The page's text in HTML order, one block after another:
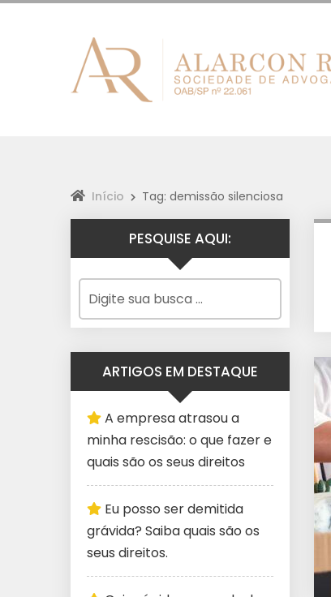
Início Tag: demissão silenciosa
PESQUISE AQUI:
ARTIGOS EM DESTAQUE
A empresa atrasou a
minha rescisão: o que fazer e
quais são os seus direitos
Eu posso ser demitida
grávida? Saiba quais são os
seus direitos.